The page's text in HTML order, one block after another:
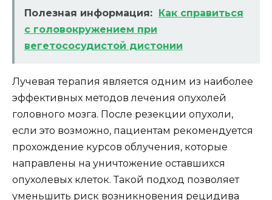
Полезная информация: Как справиться
с головокружением при
вегетососудистой дистонии
Лучевая терапия является одним из наиболее
эффективных методов лечения опухолей
головного мозга. После резекции опухоли,
если это возможно, пациентам рекомендуется
прохождение курсов облучения, которые
направлены на уничтожение оставшихся
опухолевых клеток. Такой подход позволяет
уменьшить риск возникновения рецидива